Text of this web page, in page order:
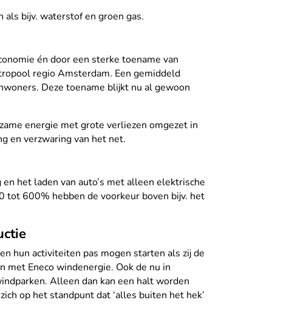
bijv. waterstof en groen gas.
én door een sterke toename van
regio Amsterdam. Een gemiddeld
Deze toename blijkt nu al gewoon
energie met grote verliezen omgezet in
en verzwaring van het net.
het laden van auto’s met alleen elektrische
tot 600% hebben de voorkeur boven bijv. het
hun activiteiten pas mogen starten als zij de
met Eneco windenergie. Ook de nu in
Alleen dan kan een halt worden
op het standpunt dat ‘alles buiten het hek’